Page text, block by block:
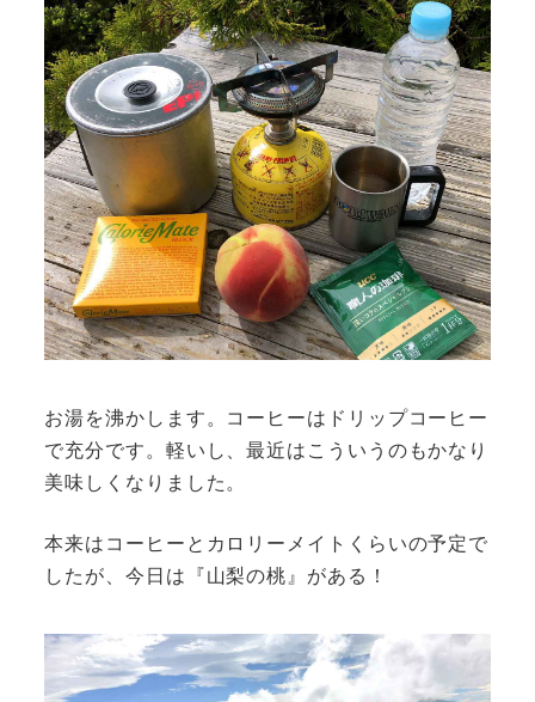
お湯を沸かします。コーヒーはドリップコーヒー
で充分です。軽いし、最近はこういうのもかなり
美味しくなりました。
本来はコーヒーとカロリーメイトくらいの予定で
したが、今日は『山梨の桃』がある！